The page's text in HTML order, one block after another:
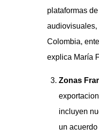
plataformas
audiovisuales,
Colombia,
explica María
Zonas
incluyen
un